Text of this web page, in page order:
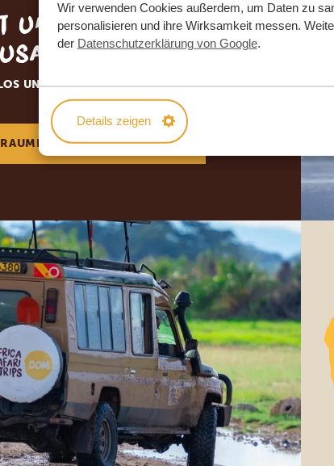
Wir verwenden Cookies außerdem, um Daten zu
personalisieren und ihre Wirksamkeit messen.
der Datenschutzerklärung von Google.
Details zeigen
uns Ihre Traumreise
UND UNVERBINDLICH
ANFORDERN